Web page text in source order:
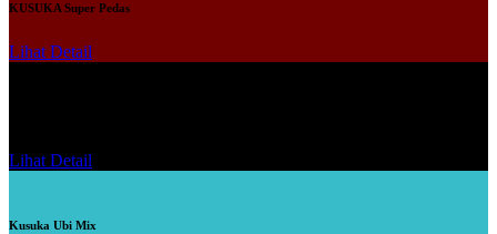
KUSUKA Super Pedas
Lihat Detail
Lihat Detail
Kusuka Ubi Mix